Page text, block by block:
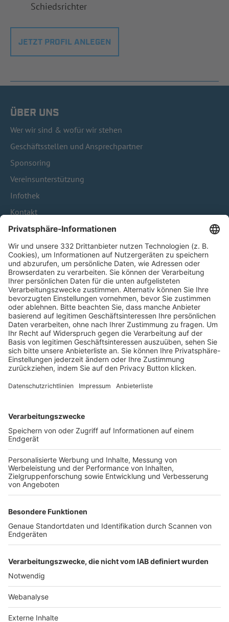
Schiedsrichter
JETZT PROFIL ANLEGEN
ÜBER UNS
Wer wir sind & wofür wir stehen
Geschäftsstellen und Ansprechpartner
Sponsoring
Vereinsunterstützung
Infothek
Kontakt
HÄUFIG BESUCHTE SEITEN
Pässe und Vereinswechsel
Trainerausbildung
Schulungsangebot Vereinsmitarbeiter
BFV-Geschäftsstellen
Trainerbörse
Login SpielPlus
FOLGE DEM BFV
TOP-VEREINE
TOP-PARTNER
Nutzungsbedingungen Datenschutz Impressum